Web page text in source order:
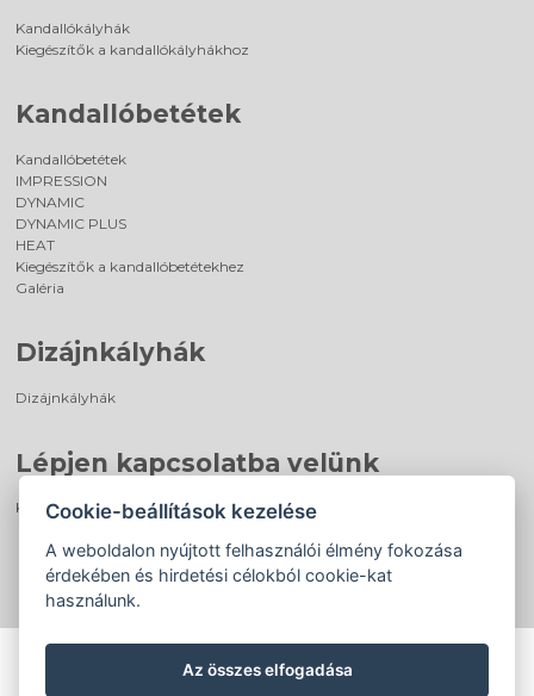
Kandallókályhák
Kiegészítők a kandallókályhákhoz
Kandallóbetétek
Kandallóbetétek
IMPRESSION
DYNAMIC
DYNAMIC PLUS
HEAT
Kiegészítők a kandallóbetétekhez
Galéria
Dizájnkályhák
Dizájnkályhák
Lépjen kapcsolatba velünk
Kapcsolat a viszonteladóra
Cookie-beállítások kezelése
A weboldalon nyújtott felhasználói élmény fokozása
érdekében és hirdetési célokból cookie-kat
használunk.
Az összes elfogadása